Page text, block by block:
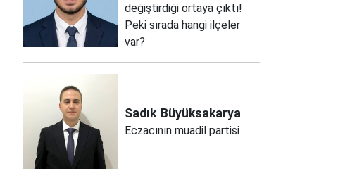
değiştirdiği ortaya çıktı!
Peki sırada hangi ilçeler
var?
Sadık Büyüksakarya
Eczacının muadil partisi